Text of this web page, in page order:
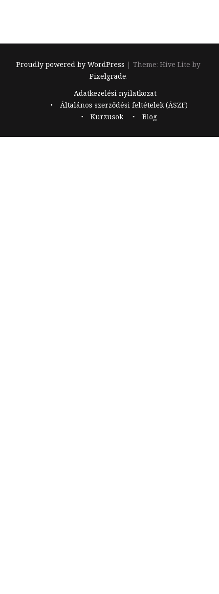
Proudly powered by WordPress |Theme: Hive Lite by
Pixelgrade.
Adatkezelési nyilatkozat
Általános szerződési feltételek (ÁSZF)
Kurzusok
Blog